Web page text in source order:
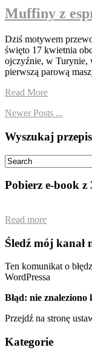
Muffiny z
Dziś motywem
święto 17 kwietnia
ojczyźnie, w Turynie,
pierwszą parową
Read More
Newer Posts ...
Wyszukaj przepis
Pobierz e-book z
Read more
Śledź mój kanał
Ten komunikat o
WordPressa
Błąd: nie znaleziono
Przejdź na stronę
Kategorie